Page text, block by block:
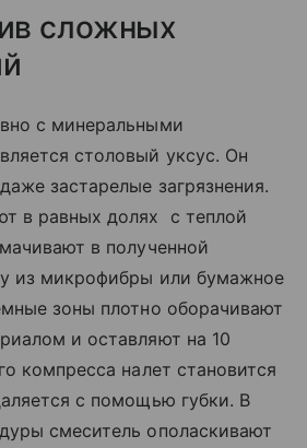
сложных
с минеральными
столовый уксус. Он
застарелые загрязнения.
в равных долях с теплой
в полученной
из микрофибры или бумажное
зоны плотно оборачивают
и оставляют на 10
компресса налет становится
с помощью губки. В
смеситель ополаскивают